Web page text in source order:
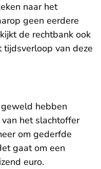
naar het
geen eerdere
de rechtbank ook
van deze
hebben
het slachtoffer
om gederfde
gaat om een
euro.